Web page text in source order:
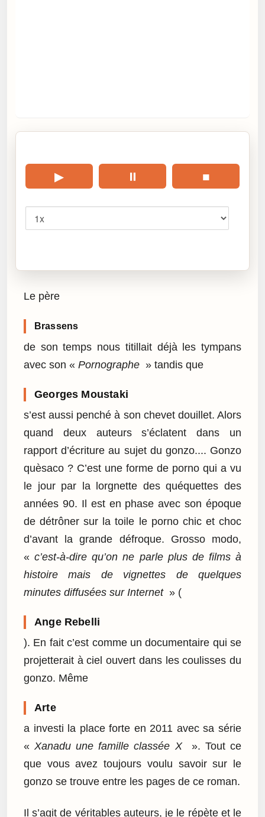
▶ ⏸ ■
Le père
Brassens
de son temps nous titillait déjà les tympans
avec son « Pornographe » tandis que
Georges Moustaki
s’est aussi penché à son chevet douillet. Alors
quand deux auteurs s’éclatent dans un
rapport d’écriture au sujet du gonzo.... Gonzo
quèsaco ? C’est une forme de porno qui a vu
le jour par la lorgnette des quéquettes des
années 90. Il est en phase avec son époque
de détrôner sur la toile le porno chic et choc
d’avant la grande défroque. Grosso modo,
«c’est-à-dire qu’on ne parle plus de films à
histoire mais de vignettes de quelques
minutes diffusées sur Internet » (
Ange Rebelli
). En fait c’est comme un documentaire qui se
projetterait à ciel ouvert dans les coulisses du
gonzo. Même
Arte
a investi la place forte en 2011 avec sa série
«Xanadu une famille classée X
». Tout ce
que vous avez toujours voulu savoir sur le
gonzo se trouve entre les pages de ce roman.
Il s’agit de véritables auteurs, je le répète et le